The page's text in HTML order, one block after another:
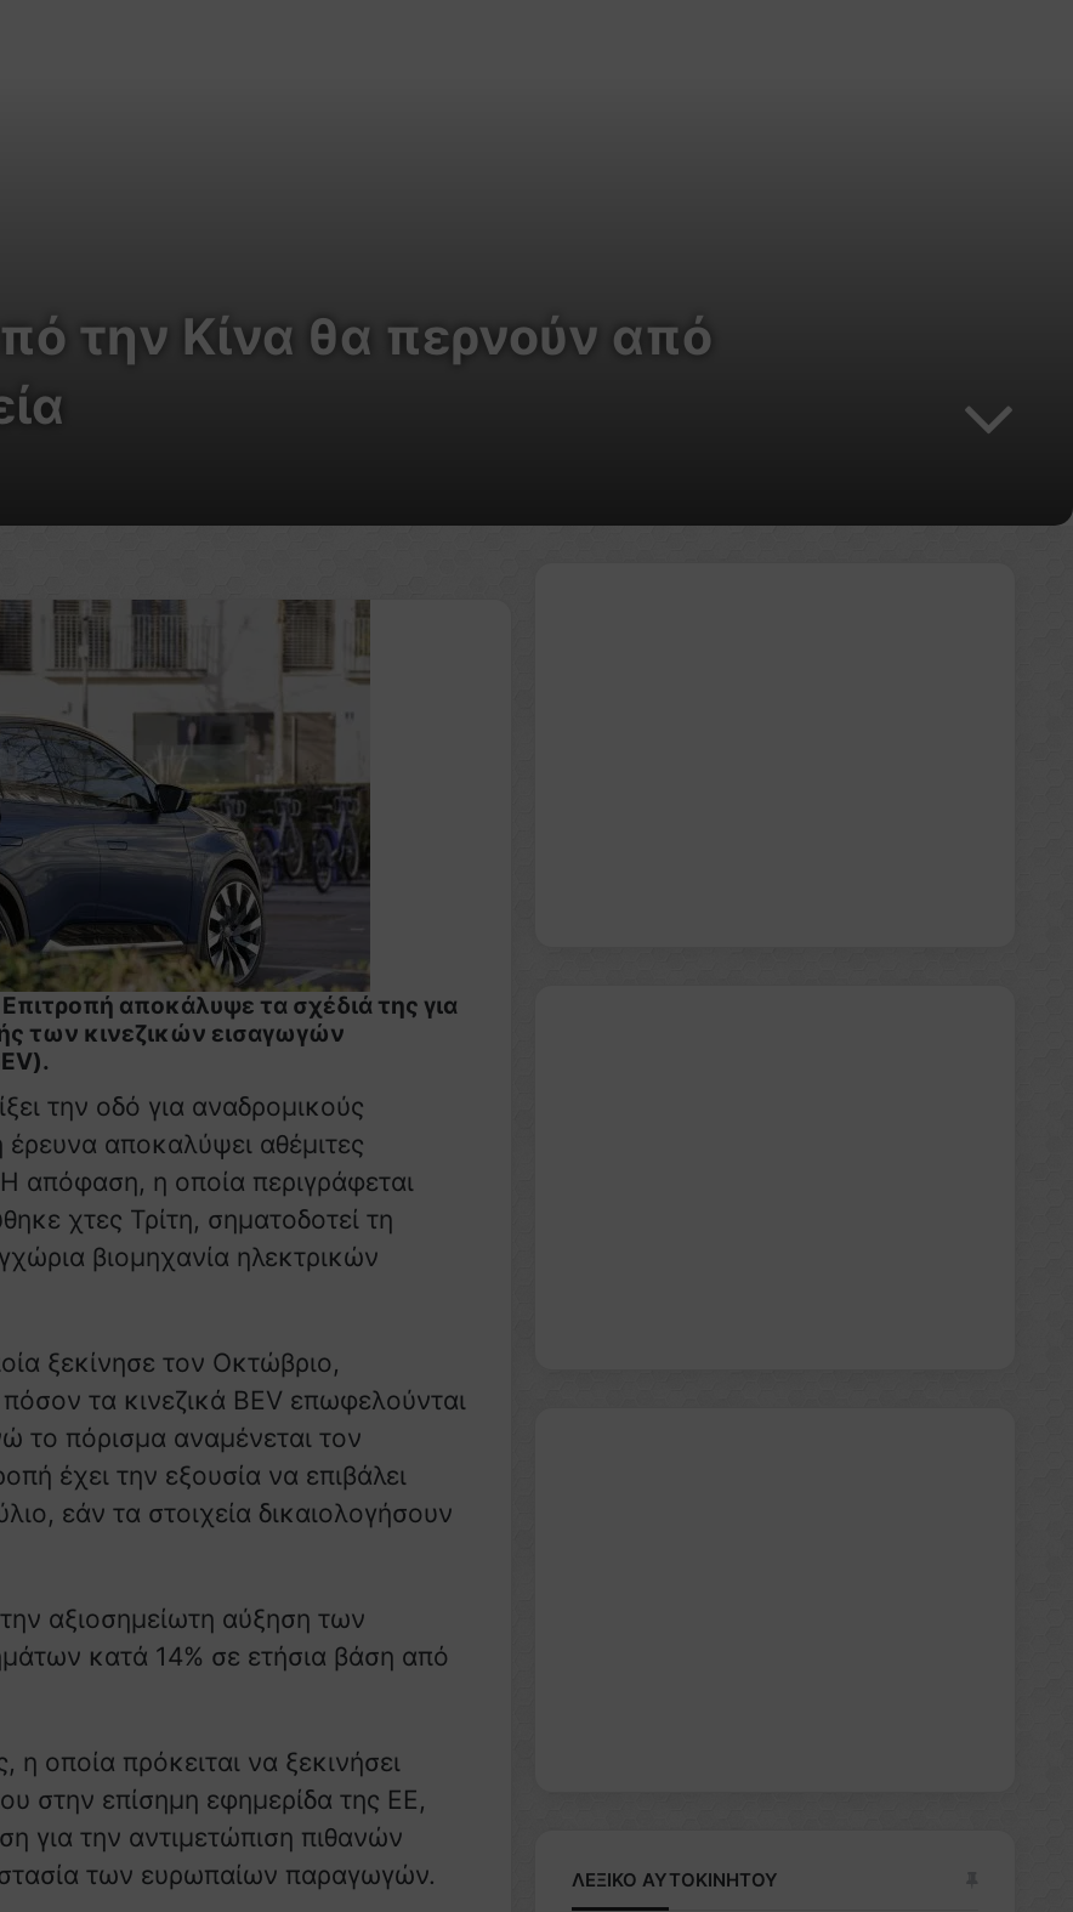
την Κίνα θα περνούν από
αποκάλυψε τα σχέδιά της για
των κινεζικών εισαγωγών
την οδό για αναδρομικούς
έρευνα αποκαλύψει αθέμιτες
απόφαση, η οποία περιγράφεται
χτες Τρίτη, σηματοδοτεί τη
βιομηχανία ηλεκτρικών
ξεκίνησε τον Οκτώβριο,
τα κινεζικά BEV επωφελούνται
το πόρισμα αναμένεται τον
έχει την εξουσία να επιβάλει
εάν τα στοιχεία δικαιολογήσουν
αξιοσημείωτη αύξηση των
κατά 14% σε ετήσια βάση από
οποία πρόκειται να ξεκινήσει
στην επίσημη εφημερίδα της ΕΕ,
για την αντιμετώπιση πιθανών
των ευρωπαίων παραγωγών.
ΛΕΞΙΚΟ ΑΥΤΟΚΙΝΗΤΟΥ